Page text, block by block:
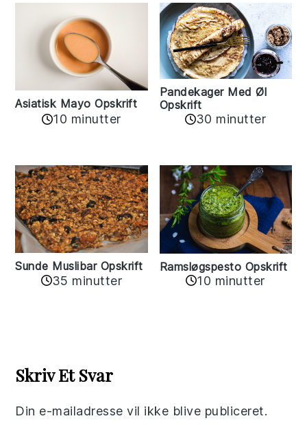
Asiatisk Mayo Opskrift
10 minutter
Pandekager Med Øl
Opskrift
30 minutter
Sunde Muslibar Opskrift
35 minutter
Ramsløgspesto Opskrift
10 minutter
Interactions
Skriv Et Svar
Din e-mailadresse vil ikke blive publiceret.